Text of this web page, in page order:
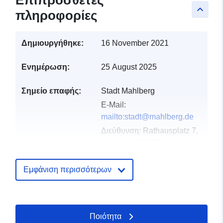
keyboard_arrow_up
πληροφορίες
Δημιουργήθηκε: 16 November 2021
Ενημέρωση: 25 August 2025
Σημείο επαφής:
Stadt Mahlberg
E-Mail:
mailto:stadt@mahlberg.de
Διεύθυνση: Rathausplatz 7,
Διεύθυνση URL:
http://www.mahlberg.de
Αρχείο
Προστίθεται στο data.europa.eu:
February 2026
Εμφάνιση περισσότερων
Ποιότητα